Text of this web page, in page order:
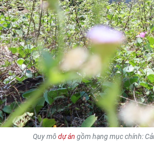
Quy mô dự án gồm hạng mục chính: